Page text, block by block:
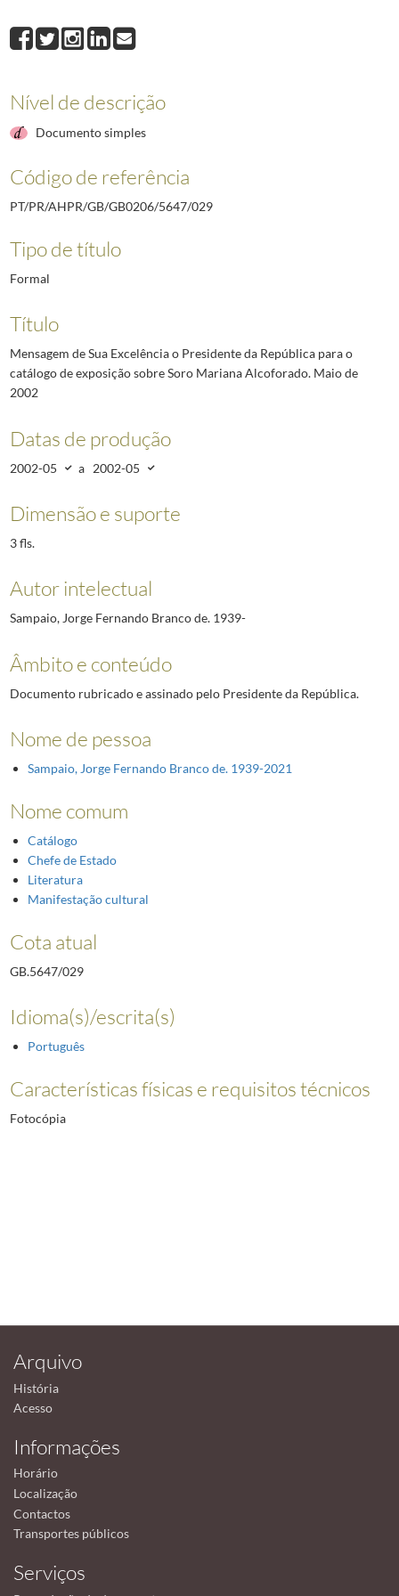
030 Mensagem de Sua Excelência o Presidente da República ao I
031 Mensagem do Presidente da República, Jorge Sampaio, por ocasião
Mensagem do Presidente da República, Jorge Sampaio, por ocasião do
(...)
Nível de descrição
Documento simples
Código de referência
PT/PR/AHPR/GB/GB0206/5647/029
Tipo de título
Formal
Título
Mensagem de Sua Excelência o Presidente da República para o
catálogo de exposição sobre Soro Mariana Alcoforado. Maio de
2002
Datas de produção
2002-05 a 2002-05
Dimensão e suporte
3 fls.
Autor intelectual
Sampaio, Jorge Fernando Branco de. 1939-
Âmbito e conteúdo
Documento rubricado e assinado pelo Presidente da República.
Nome de pessoa
Sampaio, Jorge Fernando Branco de. 1939-2021
Nome comum
Catálogo
Chefe de Estado
Literatura
Manifestação cultural
Cota atual
GB.5647/029
Idioma(s)/escrita(s)
Português
Características físicas e requisitos técnicos
Fotocópia
Arquivo
História
Acesso
Informações
Horário
Localização
Contactos
Transportes públicos
Serviços